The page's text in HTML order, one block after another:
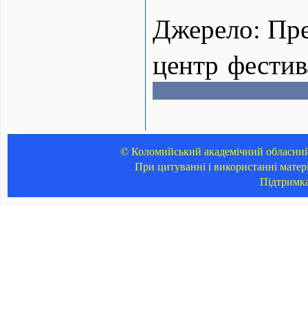
Джерело:
центр
© Коломийський академічний
При цитуванні і використанні